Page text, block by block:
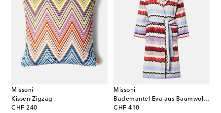
Missoni
Kissen Zigzag
CHF 240
original price
Missoni
Bademantel Eva aus Baumwoll-Frottee
CHF 410
original price